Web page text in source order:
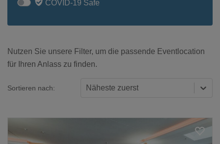
COVID-19 Safe
Nutzen Sie unsere Filter, um die passende Eventlocation
für Ihren Anlass zu finden.
Sortieren nach: Näheste zuerst